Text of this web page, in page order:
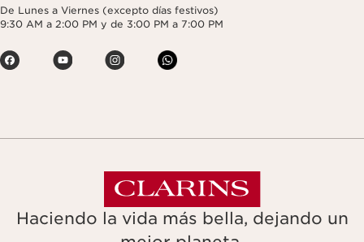
De Lunes a Viernes (excepto días festivos)
9:30 AM a 2:00 PM y de 3:00 PM a 7:00 PM
Haciendo la vida más bella, dejando un